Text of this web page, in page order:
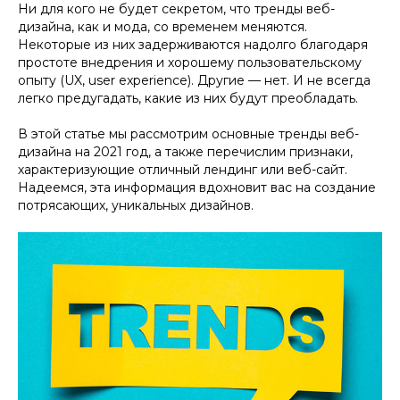
Ни для кого не будет секретом, что тренды веб-
дизайна, как и мода, со временем меняются.
Некоторые из них задерживаются надолго благодаря
простоте внедрения и хорошему пользовательскому
опыту (UX, user experience). Другие — нет. И не всегда
легко предугадать, какие из них будут преобладать.
В этой статье мы рассмотрим основные тренды веб-
дизайна на 2021 год, а также перечислим признаки,
характеризующие отличный лендинг или веб-сайт.
Надеемся, эта информация вдохновит вас на создание
потрясающих, уникальных дизайнов.